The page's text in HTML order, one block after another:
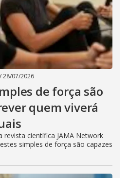
/28/07/2026
de força são
quem viverá
revista científica JAMA Network
simples de força são capazes